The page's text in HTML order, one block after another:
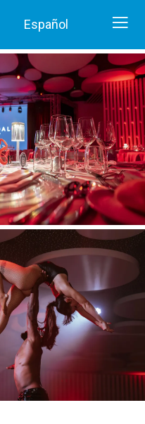
Español